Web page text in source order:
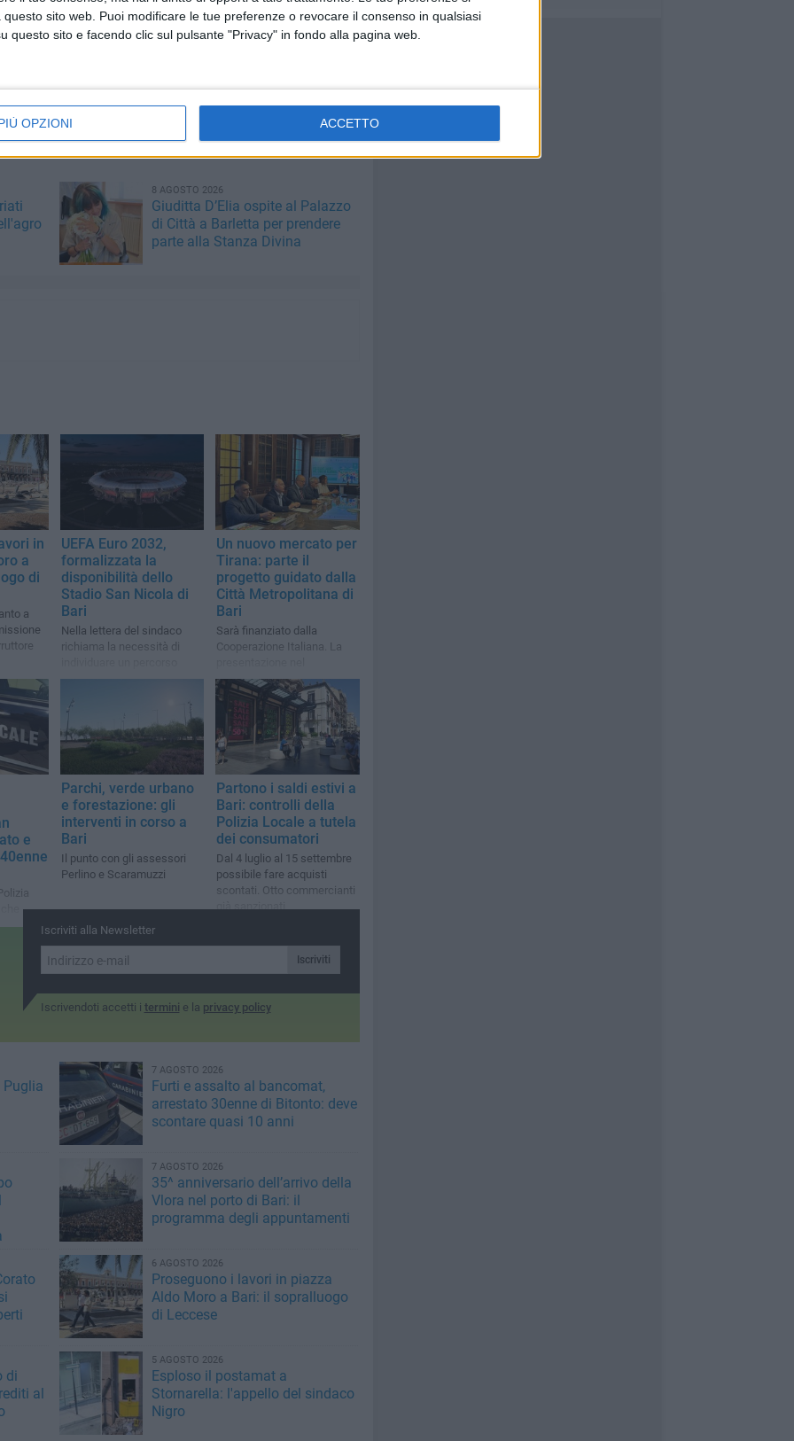
sito web. Puoi modificare le tue preferenze o revocare il consenso in qualsiasi
questo sito e facendo clic sul pulsante "Privacy" in fondo alla pagina web.
OPZIONI ACCETTO
sana del territorio.
è stata autorizzata dalla Procura della Repubblica
alle disposizioni del D.Lgs. n. 188/2021, ritenendo
con riguardo alla sicurezza della collettività.
8 AGOSTO 2026
Giuditta D’Elia ospite al Palazzo
di Città a Barletta per prendere
parte alla Stanza Divina
in
a
di
a
UEFA Euro 2032,
formalizzata la
disponibilità dello
Stadio San Nicola di
Bari
Nella lettera del sindaco
richiama la necessità di
sostenibile sotto il profilo
Un nuovo mercato per
Tirana: parte il
progetto guidato dalla
Città Metropolitana di
Bari
Sarà finanziato dalla
Cooperazione Italiana. La
capoluogo pugliese
e
in
Parchi, verde urbano
e forestazione: gli
interventi in corso a
Bari
Il punto con gli assessori
Perlino e Scaramuzzi
Partono i saldi estivi a
Bari: controlli della
Polizia Locale a tutela
dei consumatori
Dal 4 luglio al 15 settembre
possibile fare acquisti
scontati. Otto commercianti
già sanzionati
Iscriviti alla Newsletter
Iscriviti
Iscrivendoti accetti i termini e la privacy policy
Puglia
7 AGOSTO 2026
Furti e assalto al bancomat,
arrestato 30enne di Bitonto: deve
scontare quasi 10 anni
7 AGOSTO 2026
35^ anniversario dell’arrivo della
Vlora nel porto di Bari: il
programma degli appuntamenti
6 AGOSTO 2026
Proseguono i lavori in piazza
Aldo Moro a Bari: il sopralluogo
di Leccese
di
al
5 AGOSTO 2026
Esploso il postamat a
Stornarella: l'appello del sindaco
Nigro